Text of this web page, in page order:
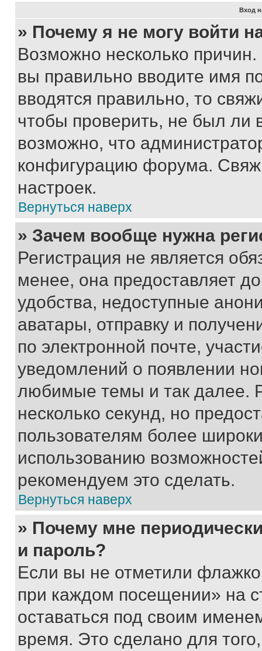
Вход
» Почему я не могу войти
Возможно несколько
вы правильно вводите имя
вводятся правильно, то
чтобы проверить, не был ли
возможно, что
конфигурацию форума.
настроек.
Вернуться наверх
» Зачем вообще нужна
Регистрация не является
менее, она предоставляет
удобства, недоступные
аватары, отправку и
по электронной почте,
уведомлений о появлении
любимые темы и так далее.
несколько секунд, но
пользователям более
использованию
рекомендуем это сделать.
Вернуться наверх
» Почему мне
и пароль?
Если вы не отметили
при каждом посещении» на
оставаться под своим
время. Это сделано для